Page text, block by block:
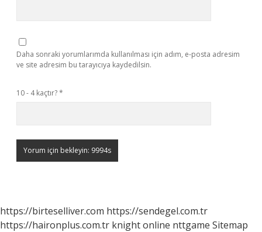
Daha sonraki yorumlarımda kullanılması için adım, e-posta adresim
ve site adresim bu tarayıcıya kaydedilsin.
10 - 4 kaçtır?*
https://birteselliver.com https://sendegel.com.tr
https://haironplus.com.tr knight online nttgame Sitemap